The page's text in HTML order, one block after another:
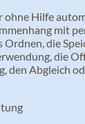
Hilfe
mit
Ordnen, die
die
den Abgleich